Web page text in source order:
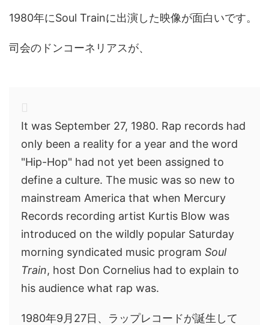
1980年にSoul Trainに出演した映像が面白いです。
司会のドンコーネリアスが、
It was September 27, 1980. Rap records had
only been a reality for a year and the word
"Hip-Hop" had not yet been assigned to
define a culture. The music was so new to
mainstream America that when Mercury
Records recording artist Kurtis Blow was
introduced on the wildly popular Saturday
morning syndicated music program Soul
Train, host Don Cornelius had to explain to
his audience what rap was.
1980年9月27日、ラップレコードが誕生して